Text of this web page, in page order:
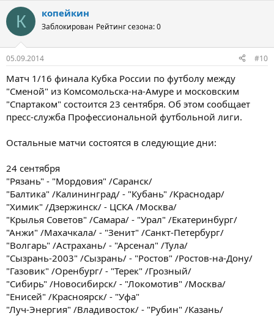
К копейкин
Заблокирован Рейтинг сезона: 0
05.09.2014 #10
Матч 1/16 финала Кубка России по футболу между
"Сменой" из Комсомольска-на-Амуре и московским
"Спартаком" состоится 23 сентября. Об этом сообщает
пресс-служба Профессиональной футбольной лиги.
Остальные матчи состоятся в следующие дни:
24 сентября
"Рязань" - "Мордовия" /Саранск/
"Балтика" /Калининград/ - "Кубань" /Краснодар/
"Химик" /Дзержинск/ - ЦСКА /Москва/
"Крылья Советов" /Самара/ - "Урал" /Екатеринбург/
"Анжи" /Махачкала/ - "Зенит" /Санкт-Петербург/
"Волгарь" /Астрахань/ - "Арсенал" /Тула/
"Сызрань-2003" /Сызрань/ - "Ростов" /Ростов-на-Дону/
"Газовик" /Оренбург/ - "Терек" /Грозный/
"Сибирь" /Новосибирск/ - "Локомотив" /Москва/
"Енисей" /Красноярск/ - "Уфа"
"Луч-Энергия" /Владивосток/ - "Рубин" /Казань/